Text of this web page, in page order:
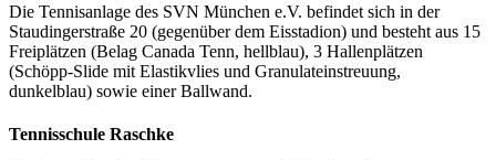
Die Tennisanlage des SVN München e.V. befindet sich in der
Staudingerstraße 20 (gegenüber dem Eisstadion) und besteht aus 15
Freiplätzen (Belag Canada Tenn, hellblau), 3 Hallenplätzen
(Schöpp-Slide mit Elastikvlies und Granulateinstreuung,
dunkelblau) sowie einer Ballwand.
Tennisschule Raschke